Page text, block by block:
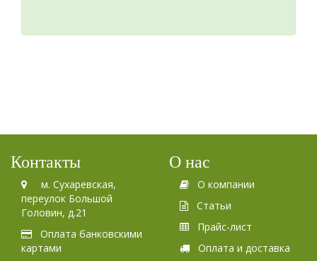
Контакты
м. Сухаревская,
переулок Большой
Головин, д.21
Оплата банковскими
картами
О нас
О компании
Статьи
Прайс-лист
Оплата и доставка